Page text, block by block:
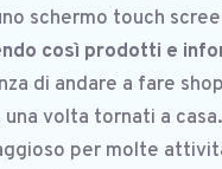
schermo touch
così prodotti e
di andare a fare
volta tornati a
per molte